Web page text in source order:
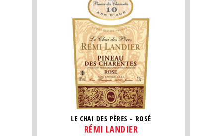
LE CHAI DES PÈRES - ROSÉ
RÉMI LANDIER